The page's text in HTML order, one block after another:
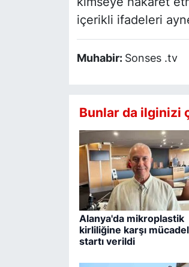
içerikli ifadeleri
Muhabir: Sonses .tv
Bunlar da ilginizi
Alanya'da mikroplastik
kirliliğine karşı
startı verildi